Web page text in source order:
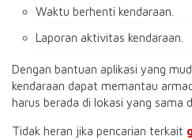
Waktu berhenti kendaraan.
Laporan aktivitas kendaraan.
Dengan bantuan aplikasi yang
kendaraan dapat memantau
harus berada di lokasi yang sama
Tidak heran jika pencarian terkait